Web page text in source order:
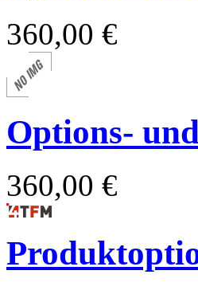
360,00 €
Options-
360,00 €